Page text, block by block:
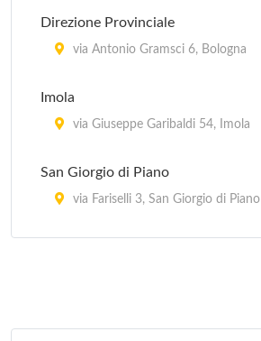
Direzione Provinciale
via Antonio Gramsci 6, Bologna
Imola
via Giuseppe Garibaldi 54, Imola
San Giorgio di Piano
via Fariselli 3, San Giorgio di Piano